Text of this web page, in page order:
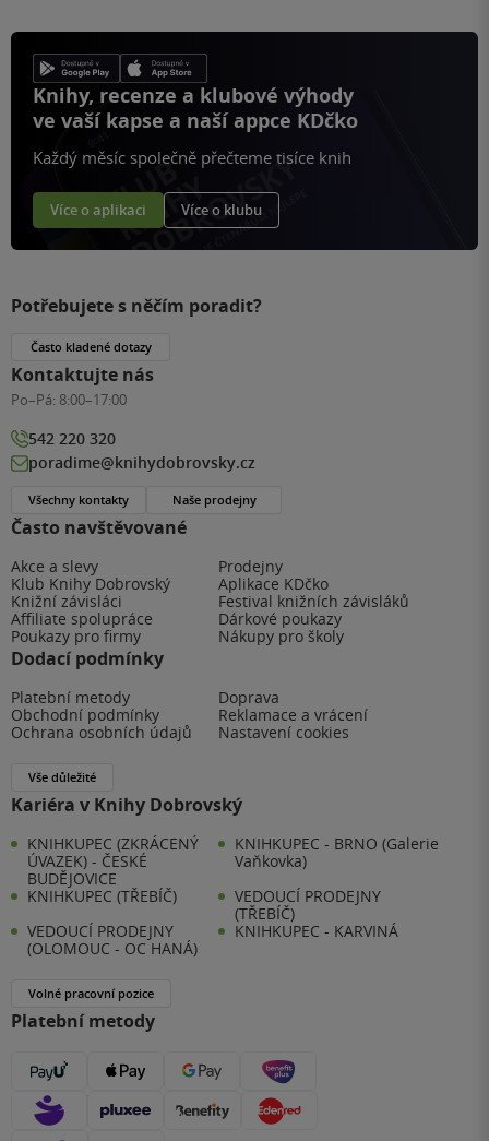
Knihy, recenze a klubové výhody
ve vaší kapse a naší appce KDčko
Každý měsíc společně přečteme tisíce knih
Více o aplikaci Více o klubu
Často navštěvované
Akce a slevy
Prodejny
Klub Knihy Dobrovský
Aplikace KDčko
Knižní závisláci
Festival knižních závisláků
Affiliate spolupráce
Dárkové poukazy
Poukazy pro firmy
Nákupy pro školy
Dodací podmínky
Platební metody
Doprava
Obchodní podmínky
Reklamace a vrácení
Ochrana osobních údajů
Nastavení cookies
Vše důležité
Kariéra v Knihy Dobrovský
KNIHKUPEC (ZKRÁCENÝ
ÚVAZEK) - ČESKÉ
BUDĚJOVICE
KNIHKUPEC - BRNO (Galerie
Vaňkovka)
KNIHKUPEC (TŘEBÍČ)
VEDOUCÍ PRODEJNY
(TŘEBÍČ)
VEDOUCÍ PRODEJNY
(OLOMOUC - OC HANÁ)
KNIHKUPEC - KARVINÁ
Volné pracovní pozice
Platební metody
Potřebujete s něčím poradit?
Často kladené dotazy
Kontaktujte nás
Po–Pá: 8:00–17:00
542 220 320
poradime@knihydobrovsky.cz
Všechny kontakty Naše prodejny